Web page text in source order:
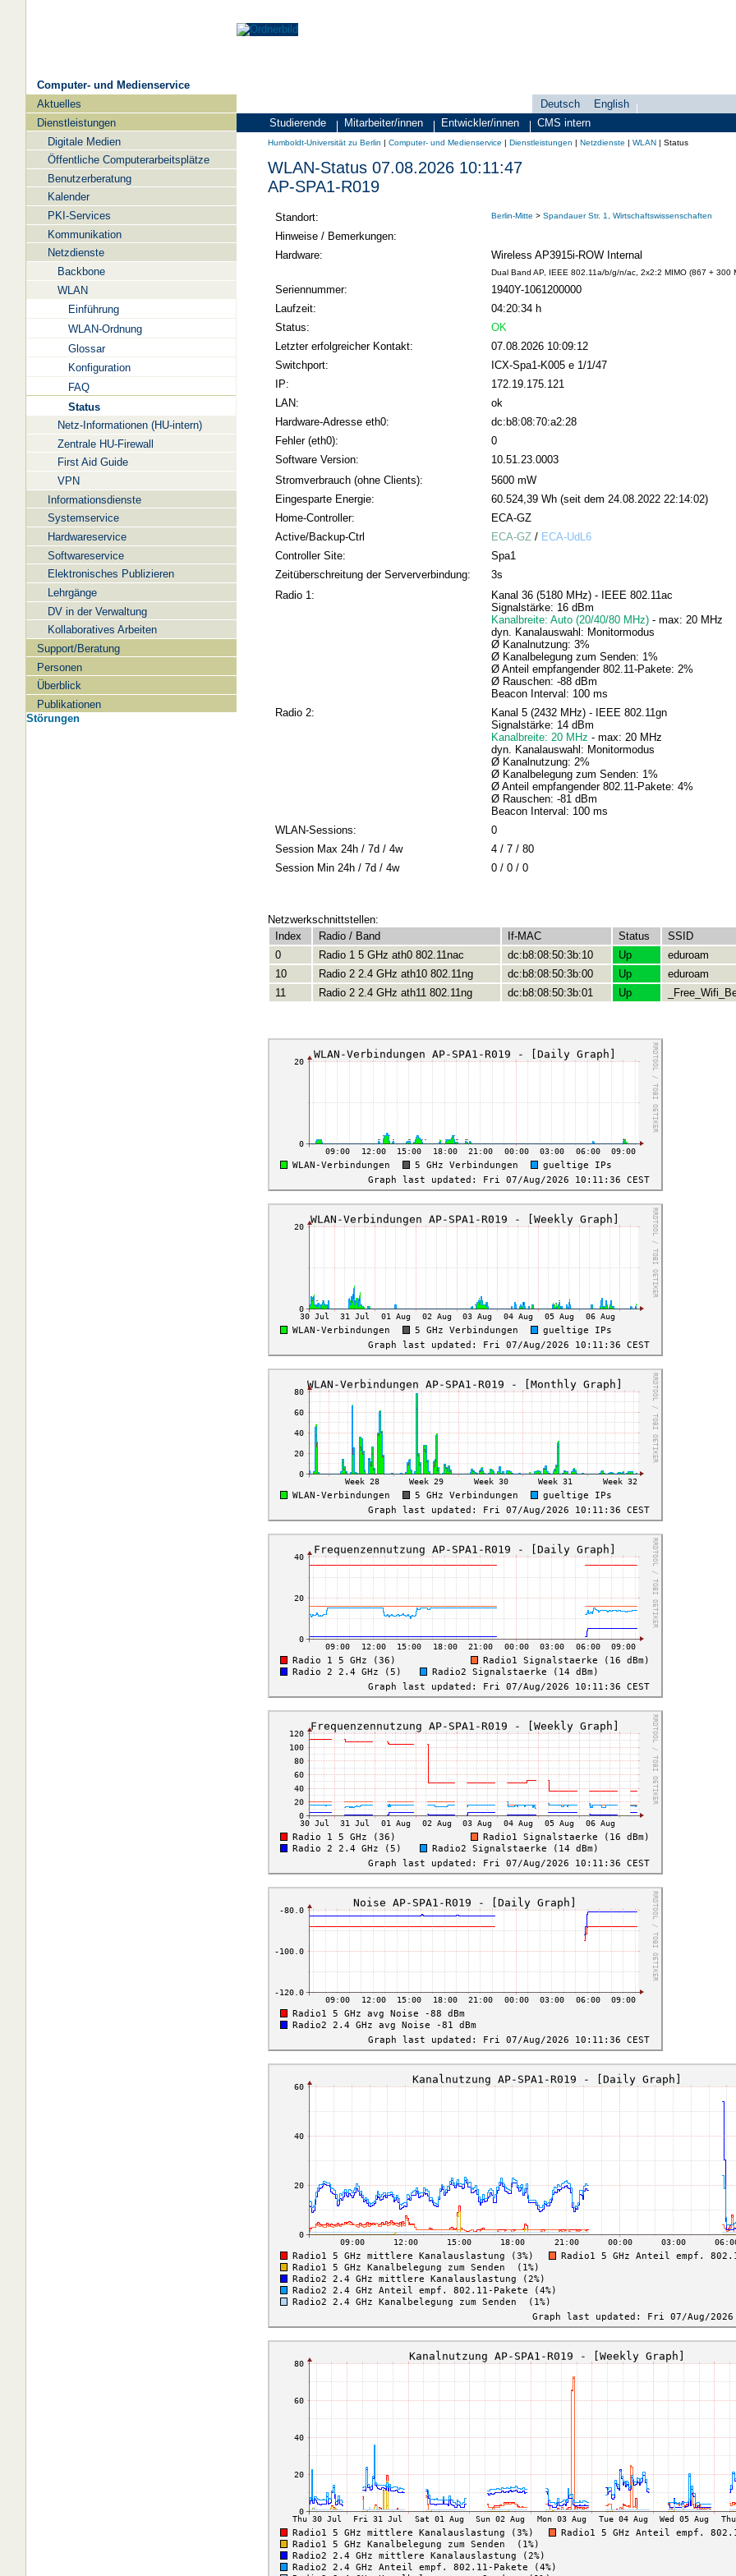
Computer- und Medienservice
Navigation
Aktuelles
Dienstleistungen
Digitale Medien
Öffentliche Computerarbeitsplätze
Benutzerberatung
Kalender
PKI-Services
Kommunikation
Netzdienste
Backbone
WLAN
Einführung
WLAN-Ordnung
Glossar
Konfiguration
FAQ
Status
Netz-Informationen (HU-intern)
Zentrale HU-Firewall
First Aid Guide
VPN
Informationsdienste
Systemservice
Hardwareservice
Softwareservice
Elektronisches Publizieren
Lehrgänge
DV in der Verwaltung
Kollaboratives Arbeiten
Support/Beratung
Personen
Überblick
Publikationen
Störungen
Zielgruppen
Studierende Mitarbeiter/innen Entwickler/innen CMS intern
Sprachauswahl
Deutsch
English
search-menu
Humboldt-
Universität
Computer-
und
Humboldt-Universität zu Berlin | Computer- und Medienservice | Dienstleistungen | Netzdienste | WLAN | Status
WLAN-Status 07.08.2026 10:11:47
AP-SPA1-R019
Standort: Berlin-Mitte > Spandauer Str. 1, Wirtschaftswissenschaften
Hinweise / Bemerkungen:
Hardware:
Wireless AP3915i-ROW Internal
Dual Band AP, IEEE 802.11a/b/g/n/ac, 2x2:2 MIMO (867 + 300
Seriennummer:
1940Y-1061200000
Laufzeit:
04:20:34 h
Status:
OK
Letzter erfolgreicher Kontakt:
07.08.2026 10:09:12
Switchport:
ICX-Spa1-K005 e 1/1/47
IP:
172.19.175.121
LAN:
ok
Hardware-Adresse eth0:
dc:b8:08:70:a2:28
Fehler (eth0):
0
Software Version:
10.51.23.0003
Stromverbrauch (ohne Clients):
5600 mW
Eingesparte Energie:
60.524,39 Wh (seit dem 24.08.2022 22:14:02)
Home-Controller:
ECA-GZ
Active/Backup-Ctrl
ECA-GZ/ ECA-UdL6
Controller Site:
Spa1
Zeitüberschreitung der Serververbindung:
3s
Radio 1:
Kanal 36 (5180 MHz) - IEEE 802.11ac
Signalstärke: 16 dBm
Kanalbreite: Auto (20/40/80 MHz) - max: 20 MHz
dyn. Kanalauswahl: Monitormodus
Ø Kanalnutzung: 3%
Ø Kanalbelegung zum Senden: 1%
Ø Anteil empfangender 802.11-Pakete: 2%
Ø Rauschen: -88 dBm
Beacon Interval: 100 ms
Radio 2:
Kanal 5 (2432 MHz) - IEEE 802.11gn
Signalstärke: 14 dBm
Kanalbreite: 20 MHz - max: 20 MHz
dyn. Kanalauswahl: Monitormodus
Ø Kanalnutzung: 2%
Ø Kanalbelegung zum Senden: 1%
Ø Anteil empfangender 802.11-Pakete: 4%
Ø Rauschen: -81 dBm
Beacon Interval: 100 ms
WLAN-Sessions:
0
Session Max 24h / 7d / 4w
4 / 7 / 80
Session Min 24h / 7d / 4w
0 / 0 / 0
Netzwerkschnittstellen:
Index
Radio / Band If-MAC Status SSID
0
Radio 1 5 GHz ath0 802.11nac dc:b8:08:50:3b:10 Up
eduroam
10
Radio 2 2.4 GHz ath10 802.11ng dc:b8:08:50:3b:00 Up
eduroam
11
Radio 2 2.4 GHz ath11 802.11ng dc:b8:08:50:3b:01 Up